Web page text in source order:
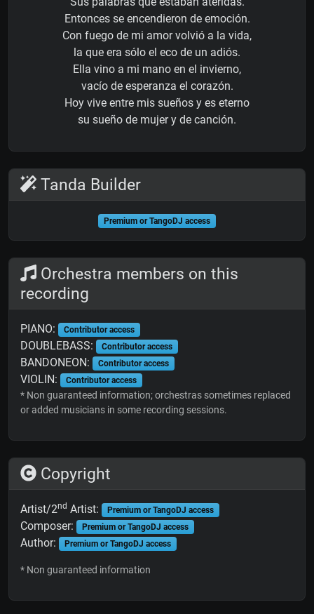
Entonces se encendieron de emoción.
Con fuego de mi amor volvió a la vida,
la que era sólo el eco de un adiós.
Ella vino a mi mano en el invierno,
vacío de esperanza el corazón.
Hoy vive entre mis sueños y es eterno
su sueño de mujer y de canción.
Tanda Builder
Premium or TangoDJ access
Orchestra members on this
recording
PIANO: Contributor access
DOUBLEBASS: Contributor access
BANDONEON: Contributor access
VIOLIN: Contributor access
* Non guaranteed information; orchestras sometimes replaced
or added musicians in some recording sessions.
Copyright
Artist/2nd Artist: Premium or TangoDJ access
Composer: Premium or TangoDJ access
Author: Premium or TangoDJ access
* Non guaranteed information